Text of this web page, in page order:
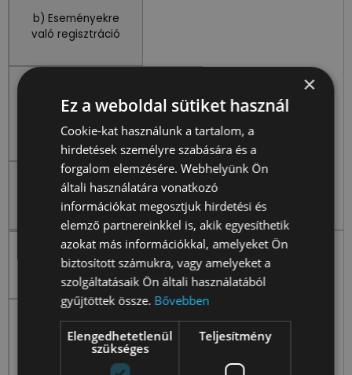
b) Eseményekre
való regisztráció
GDPR 6. cikk (1) bekezdés a)
pont
leiratkozásig vagy az eseményt
c) Önkéntes /
Aktivista
ca) az érintett hozzájárulása,
cb) tagkénti belépés vagy
önkéntes szerződés
×
Ez a weboldal sütiket használ
Cookie-kat használunk a tartalom, a
hirdetések személyre szabására és a
forgalom elemzésére. Webhelyünk Ön
általi használatára vonatkozó
információkat megosztjuk hirdetési és
elemző partnereinkkel is, akik egyesíthetik
azokat más információkkal, amelyeket Ön
biztosított számukra, vagy amelyeket a
szolgáltatásaik Ön általi használatából
gyűjtöttek össze. Bővebben
Elengedhetetlenül
szükséges
Teljesítmény